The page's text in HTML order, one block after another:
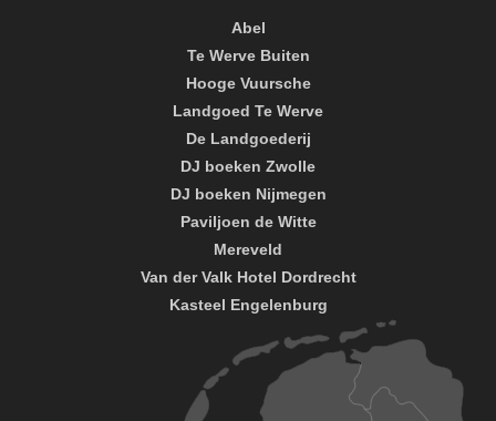
Abel
Te Werve Buiten
Hooge Vuursche
Landgoed Te Werve
De Landgoederij
DJ boeken Zwolle
DJ boeken Nijmegen
Paviljoen de Witte
Mereveld
Van der Valk Hotel Dordrecht
Kasteel Engelenburg